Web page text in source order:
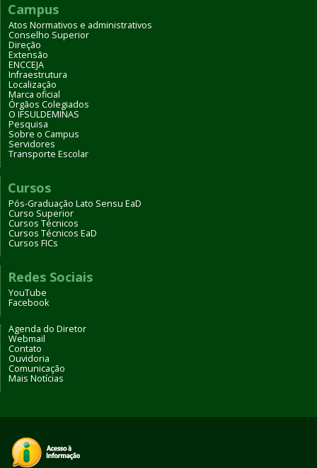
Campus
Atos Normativos e administrativos
Conselho Superior
Direção
Extensão
ENCCEJA
Infraestrutura
Localização
Marca oficial
Órgãos Colegiados
O IFSULDEMINAS
Pesquisa
Sobre o Campus
Servidores
Transporte Escolar
Cursos
Pós-Graduação Lato Sensu EaD
Curso Superior
Cursos Técnicos
Cursos Técnicos EaD
Cursos FICs
Redes Sociais
YouTube
Facebook
Agenda do Diretor
Webmail
Contato
Ouvidoria
Comunicação
Mais Notícias